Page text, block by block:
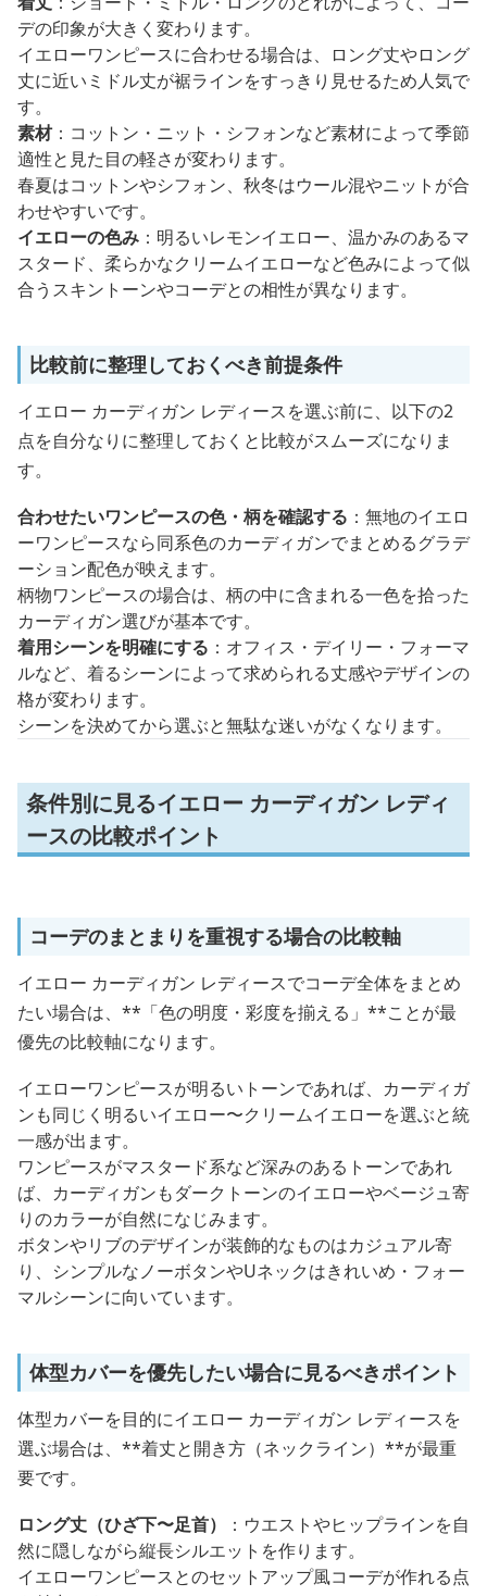
デの印象が大きく変わります。
イエローワンピースに合わせる場合は、ロング丈やロング
丈に近いミドル丈が裾ラインをすっきり見せるため人気で
す。
素材：コットン・ニット・シフォンなど素材によって季節
適性と見た目の軽さが変わります。
春夏はコットンやシフォン、秋冬はウール混やニットが合
わせやすいです。
イエローの色み ：明るいレモンイエロー、温かみのあるマ
スタード、柔らかなクリームイエローなど色みによって似
合うスキントーンやコーデとの相性が異なります。
比較前に整理しておくべき前提条件
イエロー カーディガン レディースを選ぶ前に、以下の2
点を自分なりに整理しておくと比較がスムーズになりま
す。
合わせたいワンピースの色・柄を確認する ：無地のイエロ
ーワンピースなら同系色のカーディガンでまとめるグラデ
ーション配色が映えます。
柄物ワンピースの場合は、柄の中に含まれる一色を拾った
カーディガン選びが基本です。
着用シーンを明確にする ：オフィス・デイリー・フォーマ
ルなど、着るシーンによって求められる丈感やデザインの
格が変わります。
シーンを決めてから選ぶと無駄な迷いがなくなります。
条件別に見るイエロー カーディガン レディ
ースの比較ポイント
コーデのまとまりを重視する場合の比較軸
イエロー カーディガン レディースでコーデ全体をまとめ
たい場合は、**「色の明度・彩度を揃える」**ことが最
優先の比較軸になります。
イエローワンピースが明るいトーンであれば、カーディガ
ンも同じく明るいイエロー〜クリームイエローを選ぶと統
一感が出ます。
ワンピースがマスタード系など深みのあるトーンであれ
ば、カーディガンもダークトーンのイエローやベージュ寄
りのカラーが自然になじみます。
ボタンやリブのデザインが装飾的なものはカジュアル寄
り、シンプルなノーボタンやUネックはきれいめ・フォー
マルシーンに向いています。
体型カバーを優先したい場合に見るべきポイント
体型カバーを目的にイエロー カーディガン レディースを
選ぶ場合は、**着丈と開き方（ネックライン）**が最重
要です。
ロング丈（ひざ下〜足首）
：ウエストやヒップラインを自
然に隠しながら縦長シルエットを作ります。
イエローワンピースとのセットアップ風コーデが作れる点